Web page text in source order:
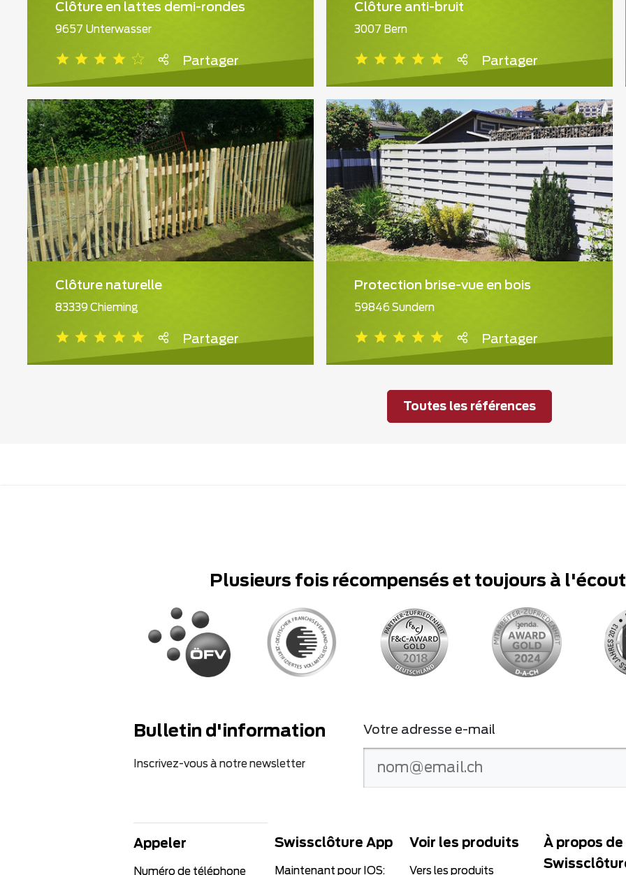
Clôture en lattes demi-rondes
9657 Unterwasser
Partager
Clôture anti-bruit
3007 Bern
Partager
Clôture naturelle
83339 Chieming
Partager
Protection brise-vue en bois
59846 Sundern
Partager
Toutes les références
Plusieurs fois récompensés et toujours à
Bulletin d'information
Inscrivez-vous à notre newsletter
Votre adresse e-mail
Appeler
Numéro de téléphone
Swissclôture App
Maintenant pour IOS:
Voir les produits
Vers les produits
À propos de